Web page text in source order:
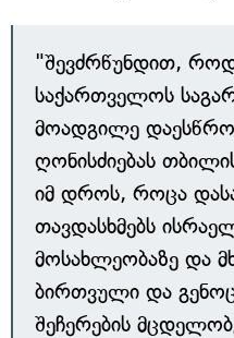
"შევძრწუნდით,
საქართველოს
მოადგილე
ღონისძიებას
იმ დროს, როცა
თავდასხმებს
მოსახლეობაზე და
ბირთვული და
შეჩერების